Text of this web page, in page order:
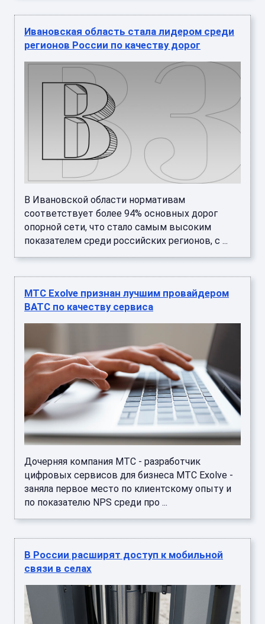
Ивановская область стала лидером среди
регионов России по качеству дорог
В Ивановской области нормативам
соответствует более 94% основных дорог
опорной сети, что стало самым высоким
показателем среди российских регионов, с ...
МТС Exolve признан лучшим провайдером
ВАТС по качеству сервиса
Дочерняя компания МТС - разработчик
цифровых сервисов для бизнеса МТС Exolve -
заняла первое место по клиентскому опыту и
по показателю NPS среди про ...
В России расширят доступ к мобильной
связи в селах